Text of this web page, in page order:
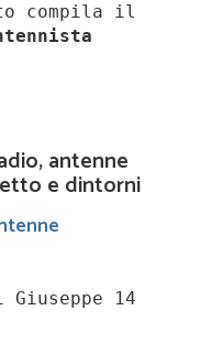
compila il
antenne
e dintorni
Giuseppe 14